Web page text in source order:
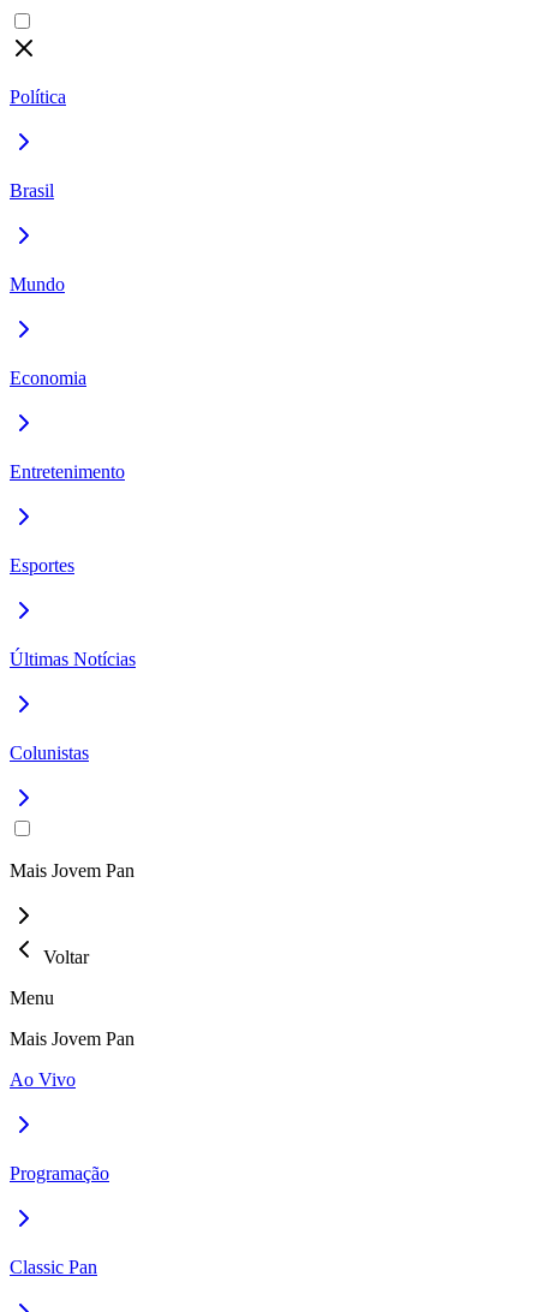
Política
Brasil
Mundo
Economia
Entretenimento
Esportes
Últimas Notícias
Colunistas
Mais Jovem Pan
Voltar
Menu
Mais Jovem Pan
Ao Vivo
Programação
Classic Pan